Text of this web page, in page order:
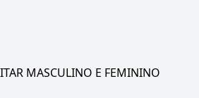
MASCULINO E FEMININO